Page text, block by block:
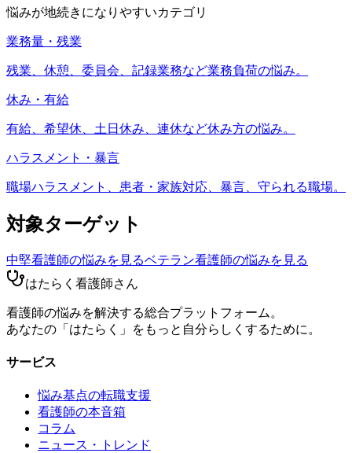
悩みが地続きになりやすいカテゴリ
業務量・残業
残業、休憩、委員会、記録業務など業務負荷の悩み。
休み・有給
有給、希望休、土日休み、連休など休み方の悩み。
ハラスメント・暴言
職場ハラスメント、患者・家族対応、暴言、守られる職場。
対象ターゲット
中堅看護師の悩みを見るベテラン看護師の悩みを見る
はたらく看護師さん
看護師の悩みを解決する総合プラットフォーム。
あなたの「はたらく」をもっと自分らしくするために。
サービス
悩み基点の転職支援
看護師の本音箱
コラム
ニュース・トレンド